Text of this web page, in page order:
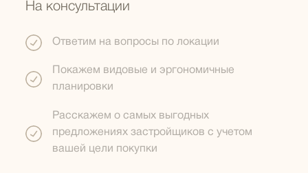
Расскажем о самых выгодных
предложениях застройщиков с учетом
вашей цели покупки
Покажем видовые и эргономичные
планировки
Ответим на вопросы по локации
На консультации